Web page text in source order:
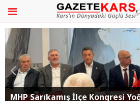
MHP Sarıkamış İlçe Kongresi